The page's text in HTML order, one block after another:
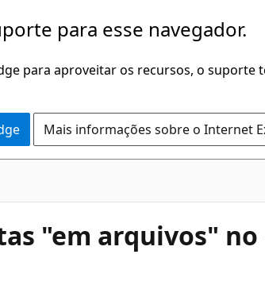
para esse navegador.
para aproveitar os recursos, o suporte
Mais informações sobre o Internet
"em arquivos"